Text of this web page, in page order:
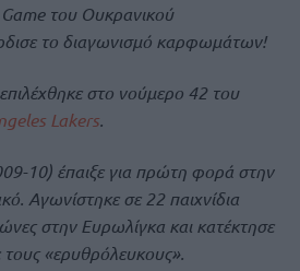
του Ουκρανικού
το διαγωνισμό καρφωμάτων!
στο νούμερο 42 του
Lakers.
10) έπαιξε για πρώτη φορά στην
Αγωνίστηκε σε 22 παιχνίδια
στην Ευρωλίγκα και κατέκτησε
«ερυθρόλευκους».